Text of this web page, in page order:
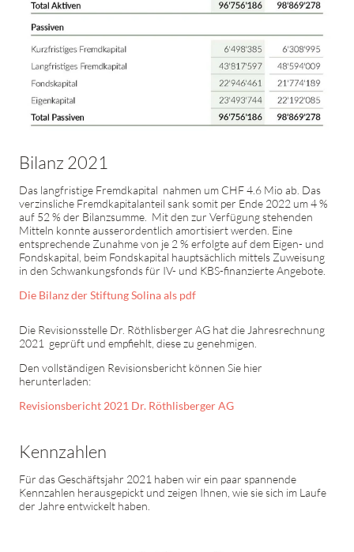
Bilanz 2021
Das langfristige Fremdkapital nahmen um CHF 4.6 Mio ab. Das
verzinsliche Fremdkapitalanteil sank somit per Ende 2022 um 4 %
auf 52 % der Bilanzsumme. Mit den zur Verfügung stehenden
Mitteln konnte ausserordentlich amortisiert werden. Eine
entsprechende Zunahme von je 2 % erfolgte auf dem Eigen- und
Fondskapital, beim Fondskapital hauptsächlich mittels Zuweisung
in den Schwankungsfonds für IV- und KBS-finanzierte Angebote.
Die Bilanz der Stiftung Solina als pdf
Die Revisionsstelle Dr. Röthlisberger AG hat die Jahresrechnung
2021 geprüft und empfiehlt, diese zu genehmigen.
Den vollständigen Revisionsbericht können Sie hier
herunterladen:
Revisionsbericht 2021 Dr. Röthlisberger AG
Kennzahlen
Für das Geschäftsjahr 2021 haben wir ein paar spannende
Kennzahlen herausgepickt und zeigen Ihnen, wie sie sich im Laufe
der Jahre entwickelt haben.